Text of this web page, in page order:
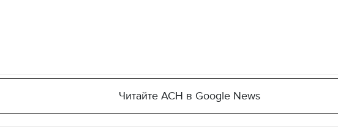
Читайте АСН в Google News